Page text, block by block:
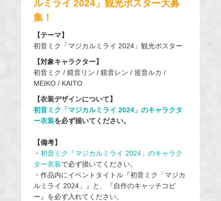
ルミライ 2024」観光ポスター大募
集！
【テーマ】
初音ミク「マジカルミライ 2024」観光ポスター
【対象キャラクター】
初音ミク / 鏡音リン / 鏡音レン / 巡音ルカ /
MEIKO / KAITO
【衣装デザインについて】
初音ミク「マジカルミライ 2024」のキャラクタ
ー衣装を必ず描いてください。
【備考】
・ 初音ミク「マジカルミライ 2024」のキャラク
ター衣装で必ず描いてください。
・作品内にイベントタイトル『初音ミク「マジカ
ルミライ 2024」』と、『自作のキャッチコピ
ー』を必ず入れてください。